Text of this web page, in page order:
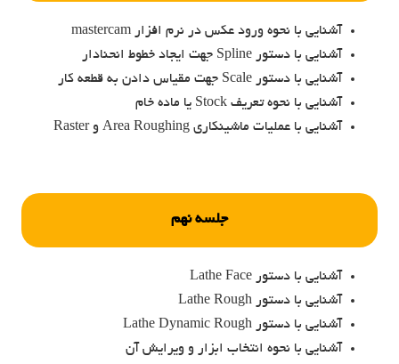
آشنایی با نحوه ورود عکس در نرم افزار mastercam
آشنایی با دستور Spline جهت ایجاد خطوط انحنادار
آشنایی با دستور Scale جهت مقیاس دادن به قطعه کار
آشنایی با نحوه تعریف Stock یا ماده خام
آشنایی با عملیات ماشینکاری Area Roughing و Raster
جلسه نهم
آشنایی با دستور Lathe Face
آشنایی با دستور Lathe Rough
آشنایی با دستور Lathe Dynamic Rough
آشنایی با نحوه انتخاب ابزار و ویرایش آن